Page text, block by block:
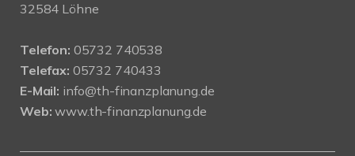
32584 Löhne
Telefon: 05732 740538
Telefax: 05732 740433
E-Mail: info@th-finanzplanung.de
Web: www.th-finanzplanung.de